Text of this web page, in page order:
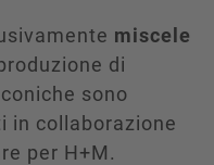
miscele
di
sono
in collaborazione
per H+M.